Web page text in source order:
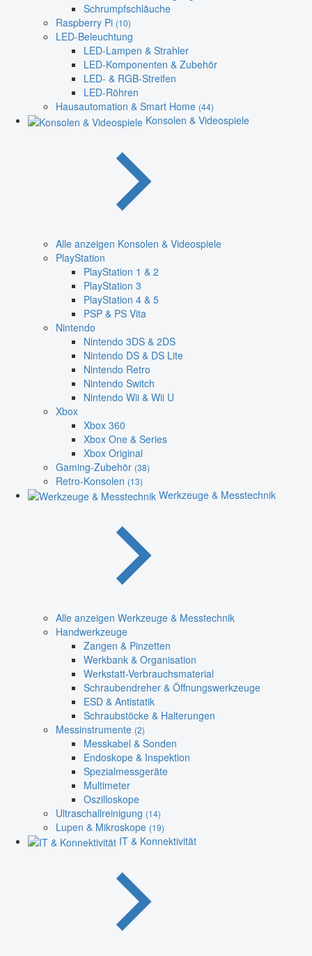
Schrumpfschläuche
Raspberry Pi (10)
LED-Beleuchtung
LED-Lampen & Strahler
LED-Komponenten & Zubehör
LED- & RGB-Streifen
LED-Röhren
Hausautomation & Smart Home (44)
Konsolen & Videospiele
Alle anzeigen Konsolen & Videospiele
PlayStation
PlayStation 1 & 2
PlayStation 3
PlayStation 4 & 5
PSP & PS Vita
Nintendo
Nintendo 3DS & 2DS
Nintendo DS & DS Lite
Nintendo Retro
Nintendo Switch
Nintendo Wii & Wii U
Xbox
Xbox 360
Xbox One & Series
Xbox Original
Gaming-Zubehör (38)
Retro-Konsolen (13)
Werkzeuge & Messtechnik
Alle anzeigen Werkzeuge & Messtechnik
Handwerkzeuge
Zangen & Pinzetten
Werkbank & Organisation
Werkstatt-Verbrauchsmaterial
Schraubendreher & Öffnungswerkzeuge
ESD & Antistatik
Schraubstöcke & Halterungen
Messinstrumente (2)
Messkabel & Sonden
Endoskope & Inspektion
Spezialmessgeräte
Multimeter
Oszilloskope
Ultraschallreinigung (14)
Lupen & Mikroskope (19)
IT & Konnektivität